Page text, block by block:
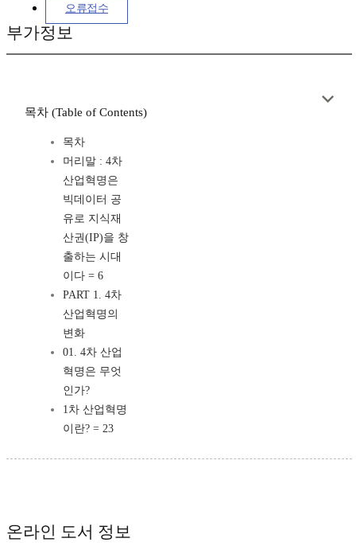
오류접수
부가정보
목차 (Table of Contents)
목차
머리말 : 4차
산업혁명은
빅데이터 공
유로 지식재
산권(IP)을 창
출하는 시대
이다 = 6
PART 1. 4차
산업혁명의
변화
01. 4차 산업
혁명은 무엇
인가?
1차 산업혁명
이란? = 23
온라인 도서 정보